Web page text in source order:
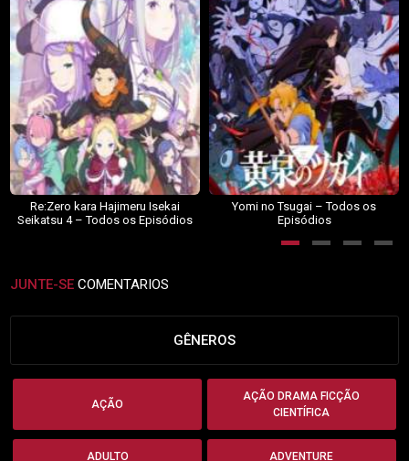
Re:Zero kara Hajimeru Isekai
Seikatsu 4 – Todos os Episódios
Yomi no Tsugai – Todos os
Episódios
JUNTE-SE COMENTARIOS
GÊNEROS
AÇÃO
AÇÃO DRAMA FICÇÃO
CIENTÍFICA
ADULTO ADVENTURE